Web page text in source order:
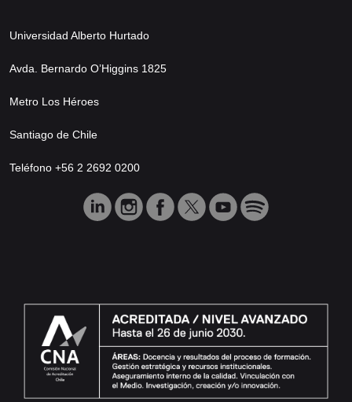
Universidad Alberto Hurtado
Avda. Bernardo O’Higgins 1825
Metro Los Héroes
Santiago de Chile
Teléfono +56 2 2692 0200